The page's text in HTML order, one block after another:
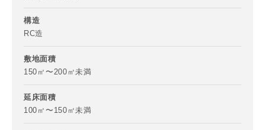
構造
RC造
敷地面積
150㎡〜200㎡未満
延床面積
100㎡〜150㎡未満